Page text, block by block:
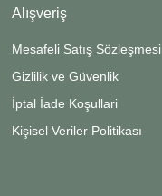
Alışveriş
Mesafeli Satış Sözleşmesi
Gizlilik ve Güvenlik
İptal İade Koşullari
Kişisel Veriler Politikası